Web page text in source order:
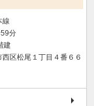
線
分
建
区松尾１丁目４番６６